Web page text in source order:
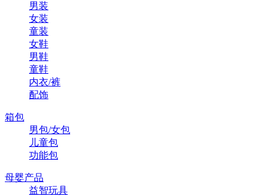
男装
女装
童装
女鞋
男鞋
童鞋
内衣/裤
配饰
箱包
男包/女包
儿童包
功能包
母婴产品
益智玩具